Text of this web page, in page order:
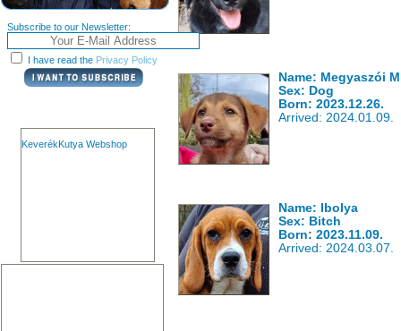
Subscribe to our Newsletter:
I have read the Privacy Policy
KeverékKutya Webshop
Name: Megyaszói
Sex: Dog
Born: 2023.12.26.
Arrived: 2024.01.09.
Name: Ibolya
Sex: Bitch
Born: 2023.11.09.
Arrived: 2024.03.07.